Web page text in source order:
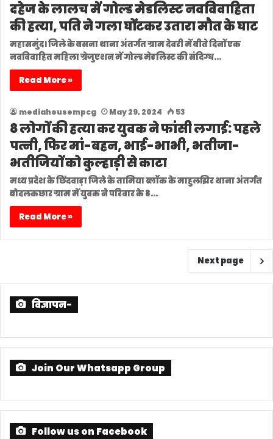
दहेज के लालच में गोल्ड मेडलिस्ट नवविवाहिता
की हत्या, पति ने गला घोंटकर उतारा मौत के घाट
महासमुंद। जिले के बसना थाना अंतर्गत ग्राम देवरी में बीते दिनों एक
नवविवाहित महिला ग्रेजुएशन में गोल्ड मेडलिस्ट की संदिग्ध…
Read More »
mediahousempcg May 29, 2024 53
8 लोगों की हत्या कर युवक ने फांसी लगाई: पहले
पत्नी, फिर मां-बहन, भाई-भाभी, भतीजा-
भतीजियों को कुल्हाड़ी से काटा
मध्य प्रदेश के छिंदवाड़ा जिले के तामिया ब्लॉक के माहुलझिर थाना अंतर्गत
बोदलकछार ग्राम में युवक ने परिवार के 8…
Read More »
Next page
विज्ञापन-
Join Our Whatsapp Group
Follow us on Facebook